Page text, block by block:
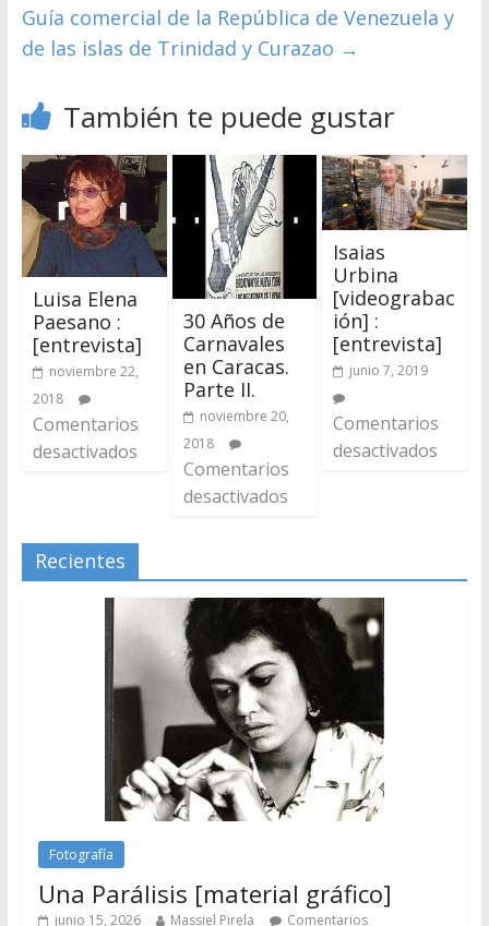
Guía comercial de la República de Venezuela y
de las islas de Trinidad y Curazao →
También te puede gustar
Luisa Elena
Paesano :
[entrevista]
noviembre 22,
2018
Comentarios
desactivados
30 Años de
Carnavales
en Caracas.
Parte II.
noviembre 20,
2018
Comentarios
desactivados
Isaias
Urbina
[videograbac
ión] :
[entrevista]
junio 7, 2019
Comentarios
desactivados
Recientes
Fotografía
Una Parálisis [material gráfico]
junio 15, 2026 Massiel Pirela Comentarios